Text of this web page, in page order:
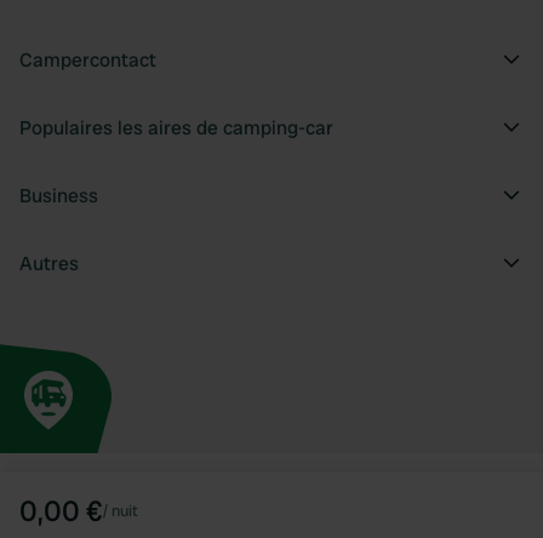
0,00 €/ nuit
Campercontact
Populaires les aires de camping-car
Business
Autres